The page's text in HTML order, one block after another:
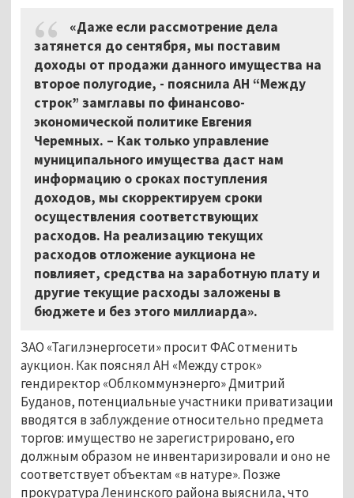
«Даже если рассмотрение дела
затянется до сентября, мы поставим
доходы от продажи данного имущества на
второе полугодие, - пояснила АН “Между
строк” замглавы по финансово-
экономической политике Евгения
Черемных. – Как только управление
муниципального имущества даст нам
информацию о сроках поступления
доходов, мы скорректируем сроки
осуществления соответствующих
расходов. На реализацию текущих
расходов отложение аукциона не
повлияет, средства на заработную плату и
другие текущие расходы заложены в
бюджете и без этого миллиарда».
ЗАО «Тагилэнергосети» просит ФАС отменить
аукцион. Как пояснял АН «Между строк»
гендиректор «Облкоммунэнерго» Дмитрий
Буданов, потенциальные участники приватизации
вводятся в заблуждение относительно предмета
торгов: имущество не зарегистрировано, его
должным образом не инвентаризировали и оно не
соответствует объектам «в натуре». Позже
прокуратура Ленинского района выяснила, что